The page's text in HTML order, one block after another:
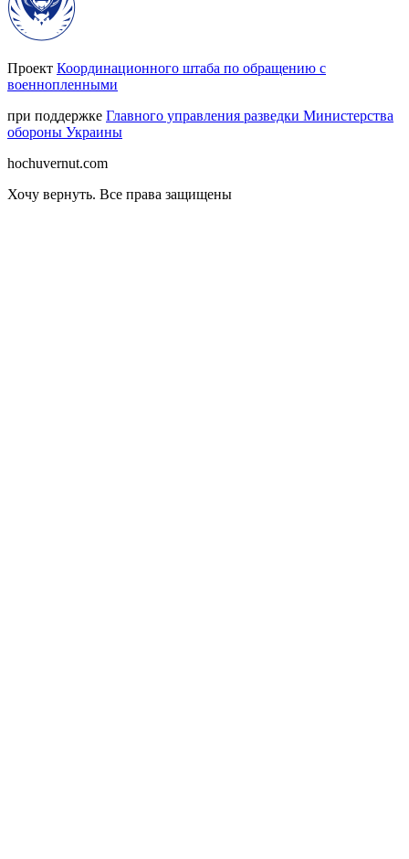
Проект Координационного штаба по обращению с
военнопленными
при поддержке Главного управления разведки Министерства
обороны Украины
hochuvernut.com
Хочу вернуть. Все права защищены